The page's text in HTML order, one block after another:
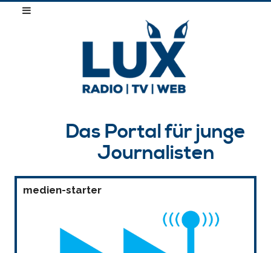
Das Portal für junge
Journalisten
medien-starter